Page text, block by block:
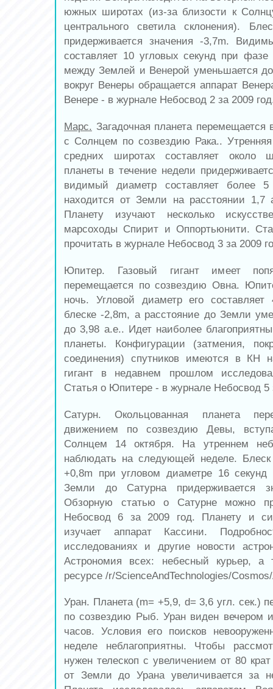
южных широтах (из-за близости к
центрального светила склонения).
придерживается значения -3,7m.
составляет 10 угловых секунд при фазе
между Землей и Венерой уменьшается
вокруг Венеры обращается аппарат
Венере - в журнале Небосвод 2 за 2009
Марс. Загадочная планета перемещается
с Солнцем по созвездию Рака..
средних широтах составляет около
планеты в течение недели
видимый диаметр составляет более
находится от Земли на расстоянии 1,7
Планету изучают несколько
марсоходы Спирит и Оппортьюнити.
прочитать в журнале Небосвод 3 за 2009
Юпитер. Газовый гигант имеет
перемещается по созвездию Овна.
ночь. Угловой диаметр его
блеске -2,8m, а расстояние до Земли
до 3,98 а.е.. Идет наиболее
планеты. Конфигурации (затмения,
соединения) спутников имеются в КН
гигант в недавнем прошлом
Статья о Юпитере - в журнале Небосвод 5
Сатурн. Окольцованная планета
движением по созвездию Девы,
Солнцем 14 октября. На утреннем
наблюдать на следующей неделе. Блеск
+0,8m при угловом диаметре 16 секунд
Земли до Сатурна придерживается
Обзорную статью о Сатурне можно
Небосвод 6 за 2009 год. Планету и
изучает аппарат Кассини.
исследованиях и другие новости
Астрономия всех: небесный курьер, а
ресурсе /r/ScienceAndTechnologies/
Уран. Планета (m= +5,9, d= 3,6 угл. сек.)
по созвездию Рыб. Уран виден вечером
часов. Условия его поисков
неделе неблагоприятны. Чтобы
нужен телескоп с увеличением от 80
от Земли до Урана увеличивается за